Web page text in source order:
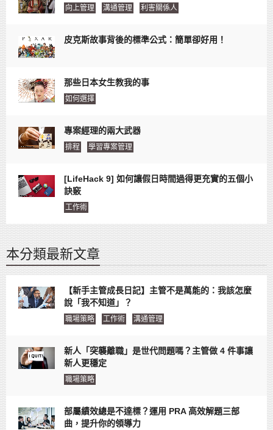
向上管理 溝通管理 利害關係人
皮克斯故事背後的標準公式：簡單卻好用！
那些日本女生教我的事
如何選擇
專案經理的兩大武器
排程 學習專案管理
[LifeHack 9] 如何讓假日時間過得更充實的五個小
訣竅
工作術
本分類最新文章
【新手主管成長日記】主管不是萬能的：我該怎麼
說「我不知道」？
職場策略 工作術 溝通管理
新人「突襲離職」是世代問題嗎？主管做 4 件事讓
新人更穩定
職場策略
部屬績效總是不達標？運用 PRA 高效解題三部
曲，提升你的領導力